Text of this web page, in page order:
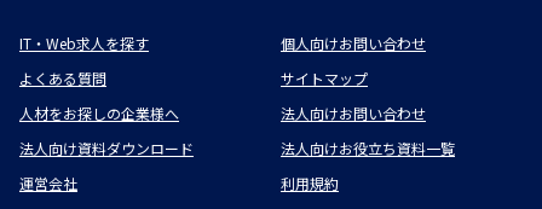
IT・Web求人を探す
個人向けお問い合わせ
よくある質問
サイトマップ
人材をお探しの企業様へ
法人向けお問い合わせ
法人向け資料ダウンロード
法人向けお役立ち資料一覧
運営会社
利用規約